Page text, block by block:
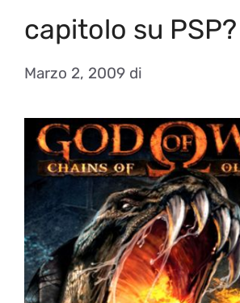
capitolo su PSP?
Marzo 2, 2009 di